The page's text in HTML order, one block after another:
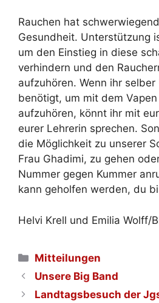
Rauchen hat
Gesundheit. Unterstützung
um den Einstieg in diese
verhindern und den
aufzuhören. Wenn ihr
benötigt, um mit dem
aufzuhören, könnt ihr mit
eurer Lehrerin sprechen.
die Möglichkeit zu unserer
Frau Ghadimi, zu gehen
Nummer gegen Kummer
kann geholfen werden, du
Helvi Krell und Emilia Wolff/
Kategorien
Mitteilungen
Unsere Big Band
Landtagsbesuch der